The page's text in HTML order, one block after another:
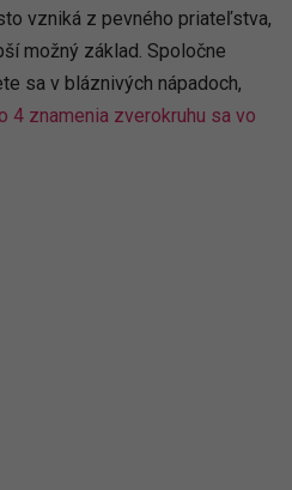
vzniká z pevného priateľstva,
možný základ. Spoločne
sa v bláznivých nápadoch,
4 znamenia zverokruhu sa vo